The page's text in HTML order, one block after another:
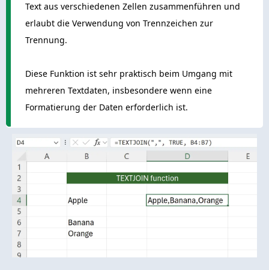
Text aus verschiedenen Zellen zusammenführen und
erlaubt die Verwendung von Trennzeichen zur
Trennung.
Diese Funktion ist sehr praktisch beim Umgang mit
mehreren Textdaten, insbesondere wenn eine
Formatierung der Daten erforderlich ist.